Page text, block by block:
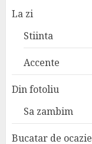
La zi
Stiinta
Accente
Din fotoliu
Sa zambim
Bucatar de ocazie